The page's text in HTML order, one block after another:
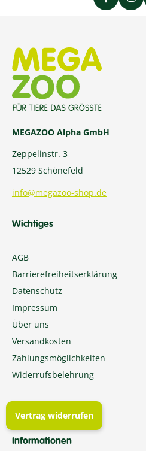
MEGAZOO Alpha GmbH
Zeppelinstr. 3
12529 Schönefeld
info@megazoo-shop.de
Wichtiges
AGB
Barrierefreiheitserklärung
Datenschutz
Impressum
Über uns
Versandkosten
Zahlungsmöglichkeiten
Widerrufsbelehrung
Vertrag widerrufen
Informationen